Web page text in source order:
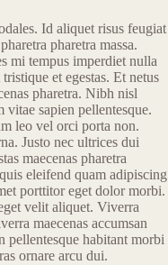
Id aliquet risus feugiat
pharetra massa.
mi tempus imperdiet nulla
et egestas. Et netus
pharetra. Nibh nisl
sapien pellentesque.
leo vel orci porta non.
Justo nec ultrices dui
maecenas pharetra
eleifend quam adipiscing
porttitor eget dolor morbi.
velit aliquet. Viverra
maecenas accumsan
pellentesque habitant morbi
ornare arcu dui.